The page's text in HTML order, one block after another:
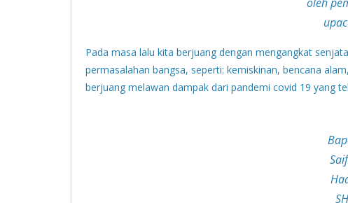
Pada masa lalu kita berjuang dengan mengangkat
permasalahan bangsa, seperti: kemiskinan, bencana
berjuang melawan dampak dari pandemi covid 19 yang